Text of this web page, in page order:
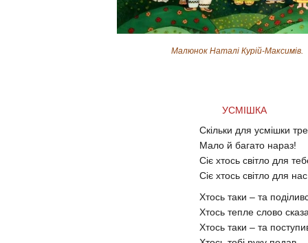
Малюнок Наталі Курій-Максимів.
УСМІШКА
Скільки для усмішки
Мало й багато нараз!
Сіє хтось світло для
Сіє хтось світло для
Хтось таки – та
Хтось тепле слово
Хтось таки – та